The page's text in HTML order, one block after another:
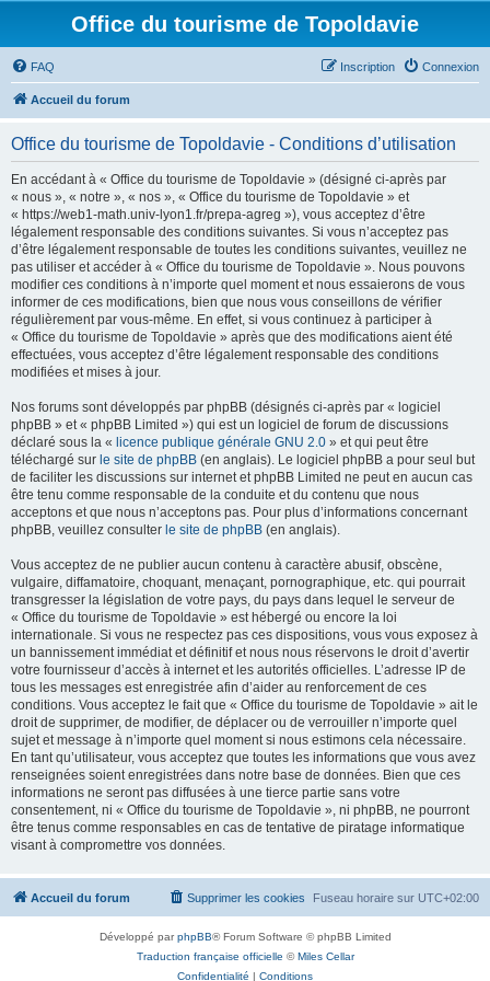
Office du tourisme de Topoldavie
FAQ Connexion
Inscription
Accueil du forum
Office du tourisme de Topoldavie - Conditions d’utilisation
En accédant à « Office du tourisme de Topoldavie » (désigné ci-après par
« nous », « notre », « nos », « Office du tourisme de Topoldavie » et
« https://web1-math.univ-lyon1.fr/prepa-agreg »), vous acceptez d’être
légalement responsable des conditions suivantes. Si vous n’acceptez pas
d’être légalement responsable de toutes les conditions suivantes, veuillez ne
pas utiliser et accéder à « Office du tourisme de Topoldavie ». Nous pouvons
modifier ces conditions à n’importe quel moment et nous essaierons de vous
informer de ces modifications, bien que nous vous conseillons de vérifier
régulièrement par vous-même. En effet, si vous continuez à participer à
« Office du tourisme de Topoldavie » après que des modifications aient été
effectuées, vous acceptez d’être légalement responsable des conditions
modifiées et mises à jour.
Nos forums sont développés par phpBB (désignés ci-après par « logiciel
phpBB » et « phpBB Limited ») qui est un logiciel de forum de discussions
déclaré sous la « licence publique générale GNU 2.0 » et qui peut être
téléchargé sur le site de phpBB (en anglais). Le logiciel phpBB a pour seul but
de faciliter les discussions sur internet et phpBB Limited ne peut en aucun cas
être tenu comme responsable de la conduite et du contenu que nous
acceptons et que nous n’acceptons pas. Pour plus d’informations concernant
phpBB, veuillez consulter le site de phpBB (en anglais).
Vous acceptez de ne publier aucun contenu à caractère abusif, obscène,
vulgaire, diffamatoire, choquant, menaçant, pornographique, etc. qui pourrait
transgresser la législation de votre pays, du pays dans lequel le serveur de
« Office du tourisme de Topoldavie » est hébergé ou encore la loi
internationale. Si vous ne respectez pas ces dispositions, vous vous exposez à
un bannissement immédiat et définitif et nous nous réservons le droit d’avertir
votre fournisseur d’accès à internet et les autorités officielles. L’adresse IP de
tous les messages est enregistrée afin d’aider au renforcement de ces
conditions. Vous acceptez le fait que « Office du tourisme de Topoldavie » ait le
droit de supprimer, de modifier, de déplacer ou de verrouiller n’importe quel
sujet et message à n’importe quel moment si nous estimons cela nécessaire.
En tant qu’utilisateur, vous acceptez que toutes les informations que vous avez
renseignées soient enregistrées dans notre base de données. Bien que ces
informations ne seront pas diffusées à une tierce partie sans votre
consentement, ni « Office du tourisme de Topoldavie », ni phpBB, ne pourront
être tenus comme responsables en cas de tentative de piratage informatique
visant à compromettre vos données.
Accueil du forum Fuseau horaire sur UTC+02:00
Supprimer les cookies
Développé parphpBB® Forum Software © phpBB Limited
Traduction française officielle ©Miles Cellar
Confidentialité | Conditions